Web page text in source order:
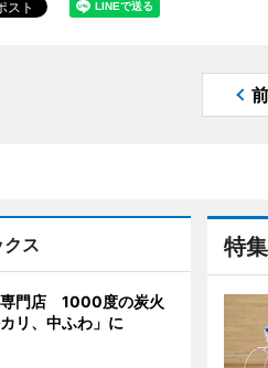
特集
ス
専門店 1000度の炭火
リ、中ふわ」に